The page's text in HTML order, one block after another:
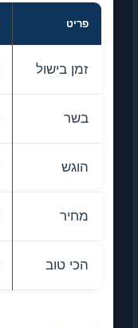
פריט
זמן בישול
בשר
הוגש
מחיר
הכי טוב